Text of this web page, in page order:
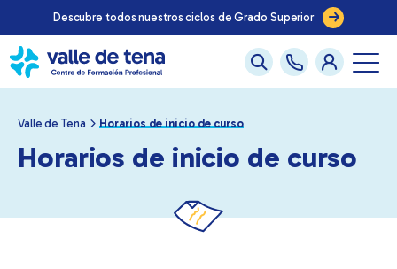
Descubre todos nuestros ciclos de Grado Superior
Valle de Tena Horarios de inicio de curso
Horarios de inicio de curso